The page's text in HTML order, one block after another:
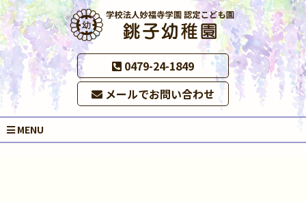
0479-24-1849
メールでお問い合わせ
MENU